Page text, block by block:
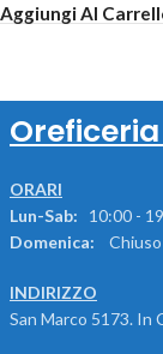
Aggiungi Al
ORARI
Lun-Sab: 10:00 -
Domenica:
Chiuso
INDIRIZZO
San Marco 5173. In